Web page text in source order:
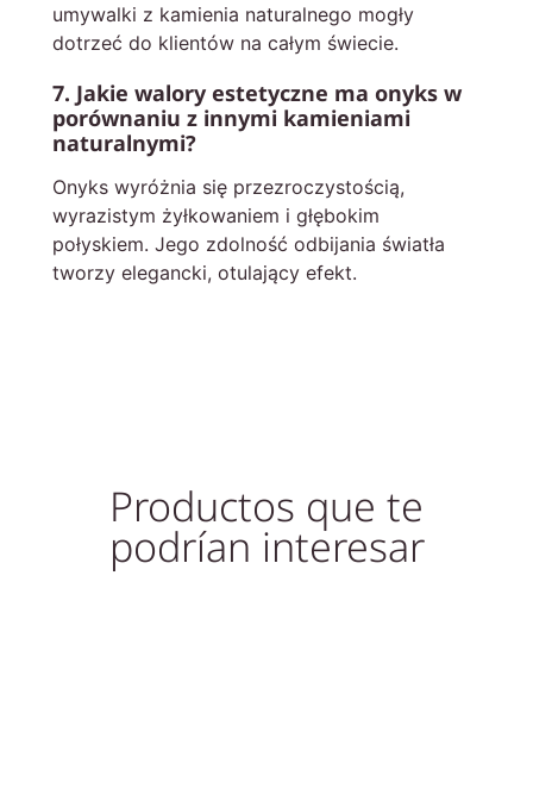
umywalki z kamienia naturalnego mogły
dotrzeć do klientów na całym świecie.
7. Jakie walory estetyczne ma onyks w
porównaniu z innymi kamieniami
naturalnymi?
Onyks wyróżnia się przezroczystością,
wyrazistym żyłkowaniem i głębokim
połyskiem. Jego zdolność odbijania światła
tworzy elegancki, otulający efekt.
Productos que te
podrían interesar